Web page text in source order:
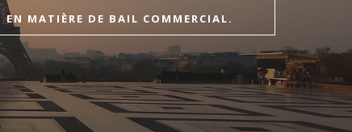
MATIÈRE DE BAIL COMMERCIAL.